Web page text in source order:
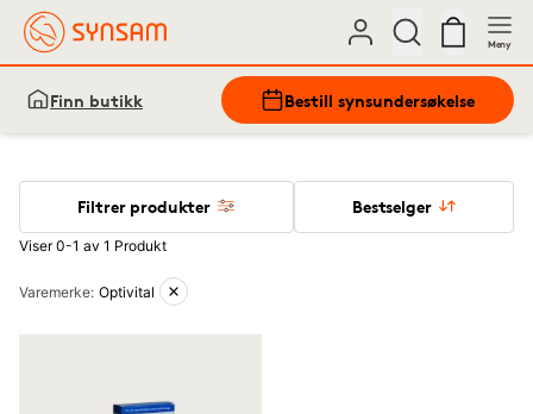
Meny
Finn butikk Bestill synsundersøkelse
Filtrer produkter Bestselger
Viser 0-1 av 1 Produkt
Aktive filtre
Varemerke: Optivital